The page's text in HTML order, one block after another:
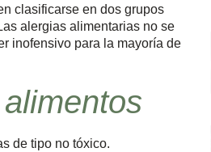
clasificarse en dos grupos
alergias alimentarias no se
inofensivo para la mayoría de
de tipo no tóxico.